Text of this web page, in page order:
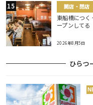
開店・閉店
東船橋につく
ープンしてる
2026年8月5日
ひらつ